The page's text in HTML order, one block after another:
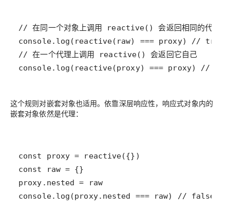
console.log(reactive(proxy) === proxy) //
这个规则对嵌套对象也适用。依靠深层响应性，响应式对象内的
嵌套对象依然是代理：
proxy.nested = raw
console.log(proxy.nested === raw) // false